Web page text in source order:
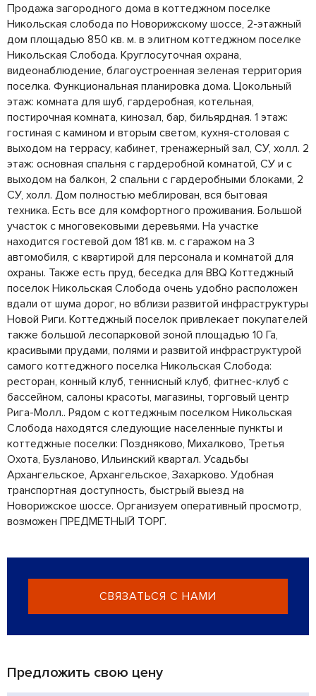
Продажа загородного дома в коттеджном поселке
Никольская слобода по Новорижскому шоссе, 2-этажный
дом площадью 850 кв. м. в элитном коттеджном поселке
Никольская Слобода. Круглосуточная охрана,
видеонаблюдение, благоустроенная зеленая территория
поселка. Функциональная планировка дома. Цокольный
этаж: комната для шуб, гардеробная, котельная,
постирочная комната, кинозал, бар, бильярдная. 1 этаж:
гостиная с камином и вторым светом, кухня-столовая с
выходом на террасу, кабинет, тренажерный зал, СУ, холл. 2
этаж: основная спальня с гардеробной комнатой, СУ и с
выходом на балкон, 2 спальни с гардеробными блоками, 2
СУ, холл. Дом полностью меблирован, вся бытовая
техника. Есть все для комфортного проживания. Большой
участок с многовековыми деревьями. На участке
находится гостевой дом 181 кв. м. с гаражом на 3
автомобиля, с квартирой для персонала и комнатой для
охраны. Также есть пруд, беседка для BBQ Коттеджный
поселок Никольская Слобода очень удобно расположен
вдали от шума дорог, но вблизи развитой инфраструктуры
Новой Риги. Коттеджный поселок привлекает покупателей
также большой лесопарковой зоной площадью 10 Га,
красивыми прудами, полями и развитой инфраструктурой
самого коттеджного поселка Никольская Слобода:
ресторан, конный клуб, теннисный клуб, фитнес-клуб с
бассейном, салоны красоты, магазины, торговый центр
Рига-Молл.. Рядом с коттеджным поселком Никольская
Слобода находятся следующие населенные пункты и
коттеджные поселки: Поздняково, Михалково, Третья
Охота, Бузланово, Ильинский квартал. Усадьбы
Архангельское, Архангельское, Захарково. Удобная
транспортная доступность, быстрый выезд на
Новорижское шоссе. Организуем оперативный просмотр,
возможен ПРЕДМЕТНЫЙ ТОРГ.
СВЯЗАТЬСЯ С НАМИ
Предложить свою цену